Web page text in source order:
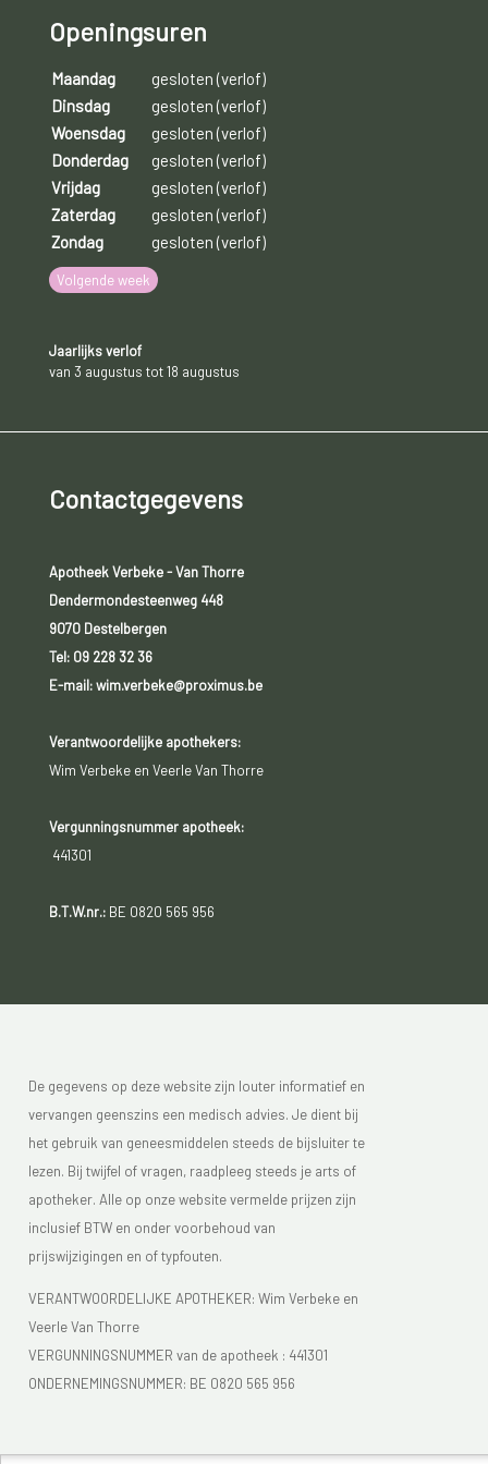
Openingsuren
Maandag
gesloten (verlof)
Dinsdag
gesloten (verlof)
Woensdag
gesloten (verlof)
Donderdag
gesloten (verlof)
Vrijdag
gesloten (verlof)
Zaterdag
gesloten (verlof)
Zondag
gesloten (verlof)
Volgende week
Jaarlijks verlof
van 3 augustus tot 18 augustus
Contactgegevens
Apotheek Verbeke - Van Thorre
Dendermondesteenweg 448
9070 Destelbergen
Tel: 09 228 32 36
E-mail: wim.verbeke@proximus.be
Verantwoordelijke apothekers:
Wim Verbeke en Veerle Van Thorre
Vergunningsnummer apotheek:
441301
B.T.W.nr.:BE 0820 565 956
De gegevens op deze website zijn louter informatief en
vervangen geenszins een medisch advies. Je dient bij
het gebruik van geneesmiddelen steeds de bijsluiter te
lezen. Bij twijfel of vragen, raadpleeg steeds je arts of
apotheker. Alle op onze website vermelde prijzen zijn
inclusief BTW en onder voorbehoud van
prijswijzigingen en of typfouten.
VERANTWOORDELIJKE APOTHEKER: Wim Verbeke en
Veerle Van Thorre
VERGUNNINGSNUMMER van de apotheek : 441301
ONDERNEMINGSNUMMER: BE 0820 565 956